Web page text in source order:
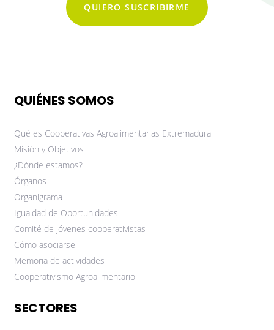
QUIERO SUSCRIBIRME
QUIÉNES SOMOS
Qué es Cooperativas Agroalimentarias Extremadura
Misión y Objetivos
¿Dónde estamos?
Órganos
Organigrama
Igualdad de Oportunidades
Comité de jóvenes cooperativistas
Cómo asociarse
Memoria de actividades
Cooperativismo Agroalimentario
SECTORES